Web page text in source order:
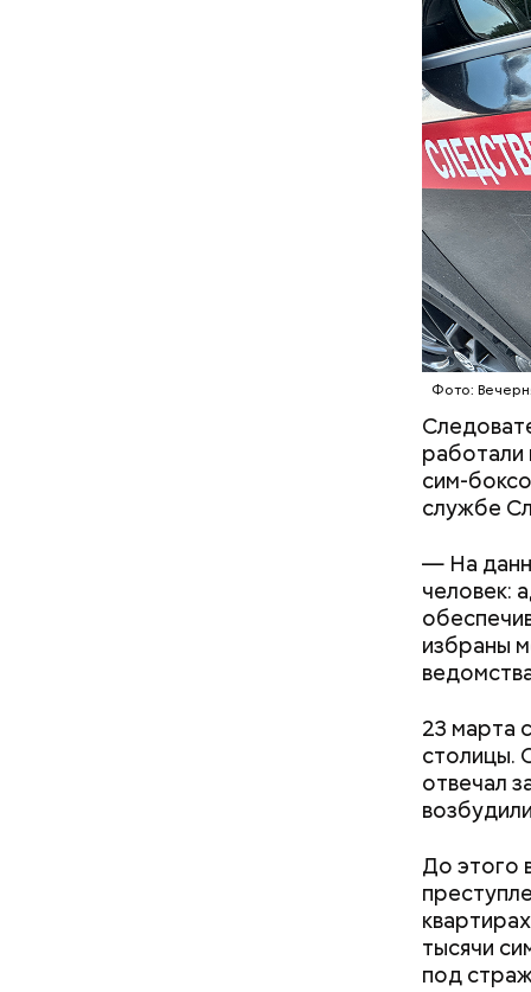
Фото:
работали
сим-
службе
— На
человек:
избраны
23 марта
столицы.
отвечал
До этого
квартирах
тысячи
под
деньги
счетами.
денежных
на свои
Кто